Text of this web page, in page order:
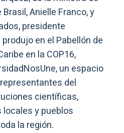
Anielle Franco, y
presidente
en el Pabellón de
en la COP16,
un espacio
del
científicas,
locales y pueblos
la región.